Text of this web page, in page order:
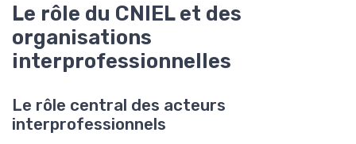
Le rôle du CNIEL et des
organisations
interprofessionnelles
Le rôle central des acteurs
interprofessionnels